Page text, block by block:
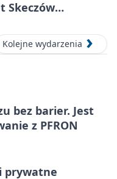
Skeczów
Kolejne wydarzenia
bez barier. Jest
z PFRON
prywatne